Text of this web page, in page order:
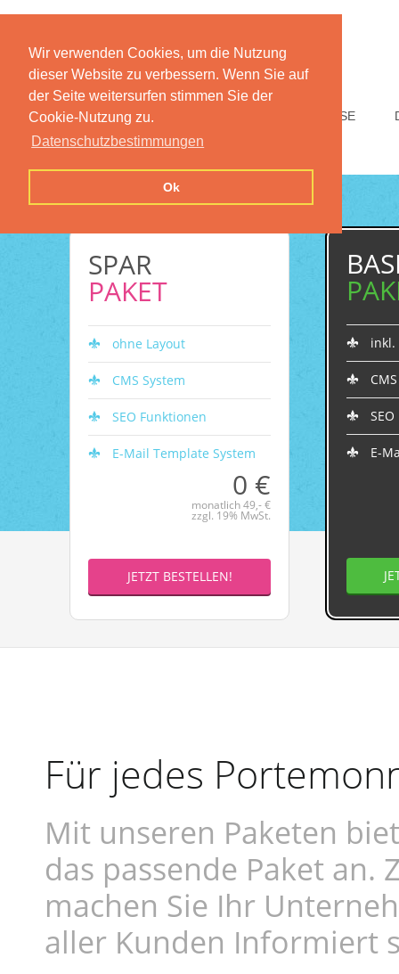
Wir verwenden Cookies, um die Nutzung
dieser Website zu verbessern. Wenn Sie auf
der Seite weitersurfen stimmen Sie der
Cookie-Nutzung zu.
Datenschutzbestimmungen
Ok
HOME PREISE
SPAR
PAKET
ohne Layout
CMS System
SEO Funktionen
E-Mail Template System
0 €
monatlich 49,- €
zzgl. 19% MwSt.
JETZT BESTELLEN!
inkl.
E-
Für jedes
Mit unseren Paketen
das passende Paket an.
machen Sie Ihr
aller Kunden Informiert